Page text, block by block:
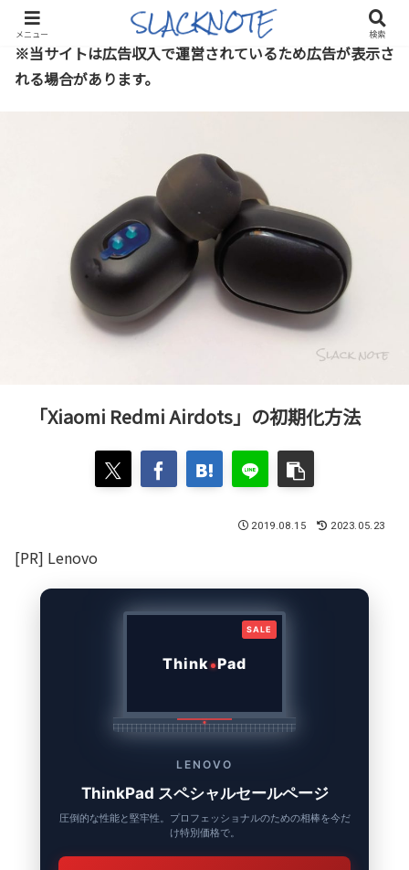
※当サイトは広告収入で運営されているため広告が表示さ
れる場合があります。
「Xiaomi Redmi Airdots」の初期化方法
2019.08.15 2023.05.23
[PR] Lenovo
Think Pad
SALE
LENOVO
ThinkPad スペシャルセールページ
圧倒的な性能と堅牢性。プロフェッショナルのための相棒を今だ
け特別価格で。
メニュー 検索